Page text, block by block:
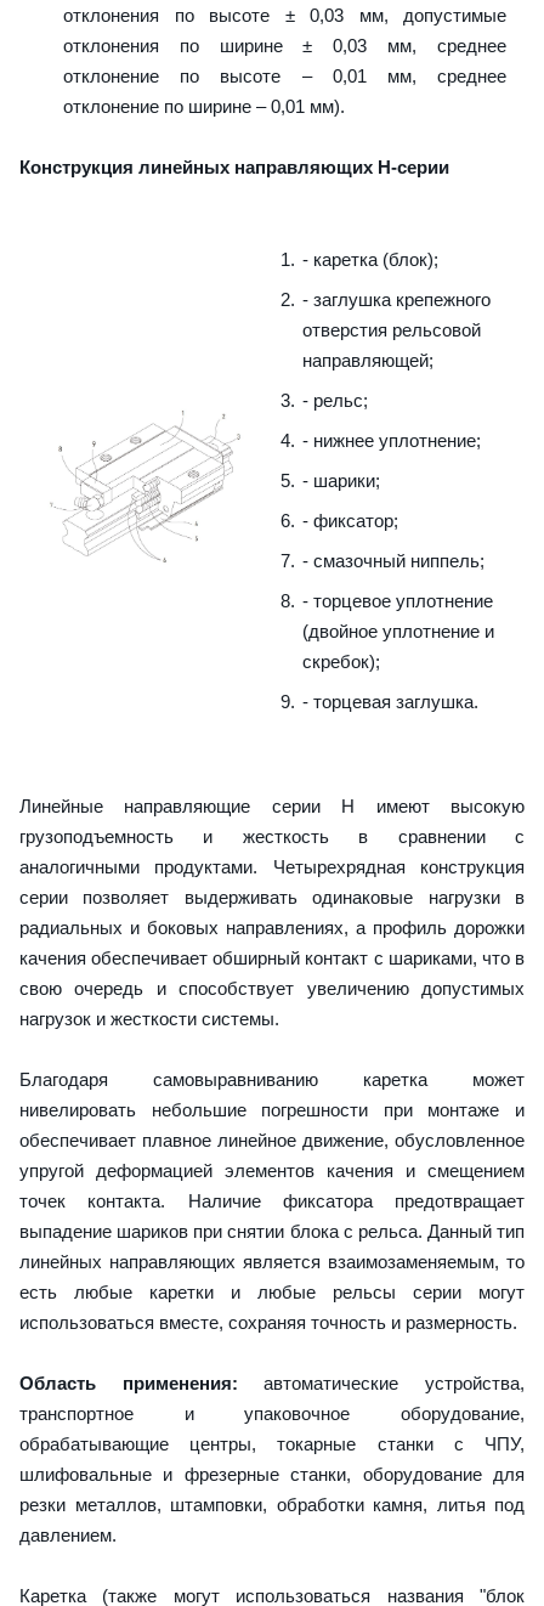
отклонения по высоте ± 0,03 мм, допустимые
отклонения по ширине ± 0,03 мм, среднее
отклонение по высоте – 0,01 мм, среднее
отклонение по ширине – 0,01 мм).
Конструкция линейных направляющих H-серии
- каретка (блок);
- заглушка крепежного
отверстия рельсовой
направляющей;
- рельс;
- нижнее уплотнение;
- шарики;
- фиксатор;
- смазочный ниппель;
- торцевое уплотнение
(двойное уплотнение и
скребок);
- торцевая заглушка.
Линейные направляющие серии H имеют высокую
грузоподъемность и жесткость в сравнении с
аналогичными продуктами. Четырехрядная конструкция
серии позволяет выдерживать одинаковые нагрузки в
радиальных и боковых направлениях, а профиль дорожки
качения обеспечивает обширный контакт с шариками, что в
свою очередь и способствует увеличению допустимых
нагрузок и жесткости системы.
Благодаря самовыравниванию каретка может
нивелировать небольшие погрешности при монтаже и
обеспечивает плавное линейное движение, обусловленное
упругой деформацией элементов качения и смещением
точек контакта. Наличие фиксатора предотвращает
выпадение шариков при снятии блока с рельса. Данный тип
линейных направляющих является взаимозаменяемым, то
есть любые каретки и любые рельсы серии могут
использоваться вместе, сохраняя точность и размерность.
Область применения: автоматические устройства,
транспортное и упаковочное оборудование,
обрабатывающие центры, токарные станки с ЧПУ,
шлифовальные и фрезерные станки, оборудование для
резки металлов, штамповки, обработки камня, литья под
давлением.
Каретка (также могут использоваться названия "блок